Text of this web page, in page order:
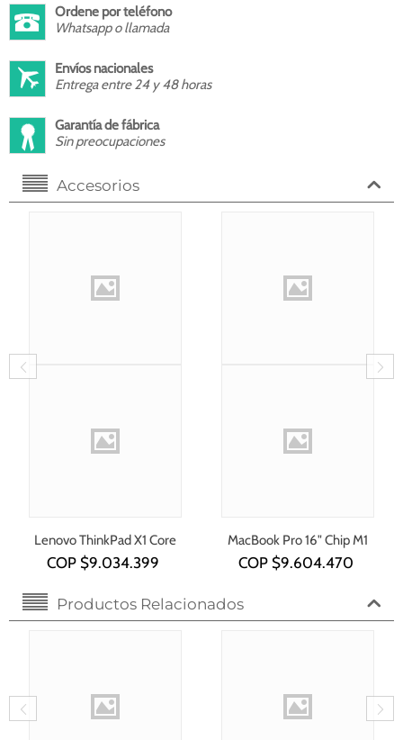
Ordene por teléfono
Whatsapp o llamada
Envíos nacionales
Entrega entre 24 y 48 horas
Garantía de fábrica
Sin preocupaciones
Accesorios
Lenovo ThinkPad X1 Core
i7-1355U
COP $9.034.399
MacBook Pro 16" Chip M1
COP $9.604.470
Productos Relacionados